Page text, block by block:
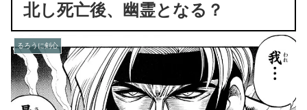
北し死亡後、幽霊となる？
るろうに剣心